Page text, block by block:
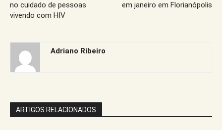
no cuidado de pessoas
vivendo com HIV
em janeiro em Florianópolis
Adriano Ribeiro
ARTIGOS RELACIONADOS